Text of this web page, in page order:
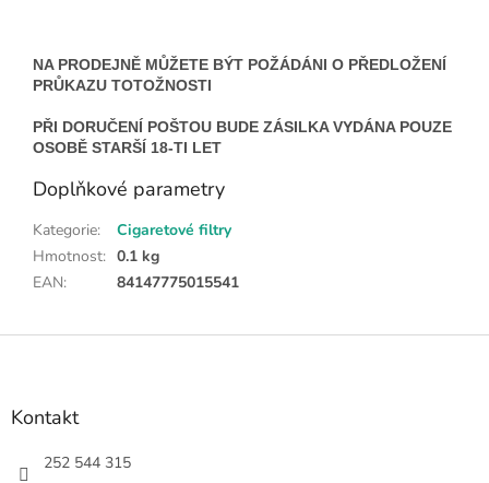
NA PRODEJNĚ MŮŽETE BÝT POŽÁDÁNI O PŘEDLOŽENÍ
PRŮKAZU TOTOŽNOSTI
PŘI DORUČENÍ POŠTOU BUDE ZÁSILKA VYDÁNA POUZE
OSOBĚ STARŠÍ 18-TI LET
Doplňkové parametry
Kategorie:
Cigaretové filtry
Hmotnost: 0.1 kg
EAN: 84147775015541
Z
Kontakt
252 544 315